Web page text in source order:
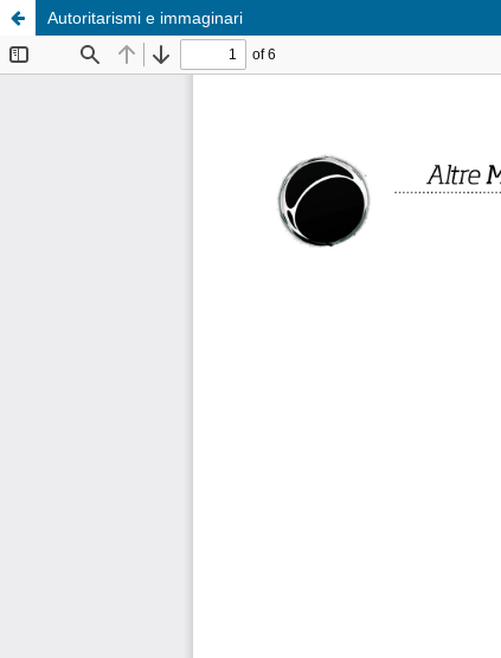
Autoritarismi e immaginari